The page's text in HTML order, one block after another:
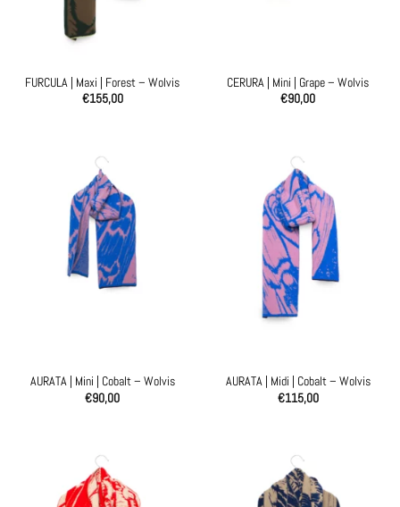
FURCULA | Maxi | Forest – Wolvis
€155,00
CERURA | Mini | Grape – Wolvis
€90,00
AURATA | Mini | Cobalt – Wolvis
€90,00
AURATA | Midi | Cobalt – Wolvis
€115,00